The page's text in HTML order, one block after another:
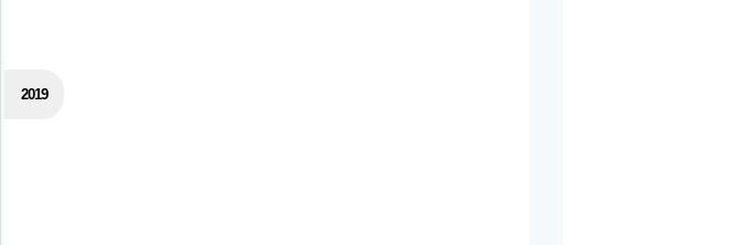
2019